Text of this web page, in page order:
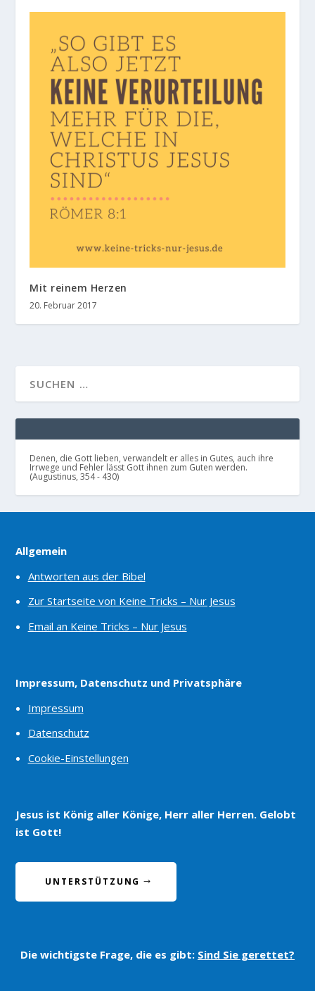
Mit reinem Herzen
20. Februar 2017
Denen, die Gott lieben, verwandelt er alles in Gutes, auch ihre
Irrwege und Fehler lässt Gott ihnen zum Guten werden.
(Augustinus, 354 - 430)
Allgemein
Antworten aus der Bibel
Zur Startseite von Keine Tricks – Nur Jesus
Email an Keine Tricks – Nur Jesus
Impressum, Datenschutz und Privatsphäre
Impressum
Datenschutz
Cookie-Einstellungen
Jesus ist König aller Könige, Herr aller Herren. Gelobt
ist Gott!
UNTERSTÜTZUNG
Die wichtigste Frage, die es gibt: Sind Sie gerettet?